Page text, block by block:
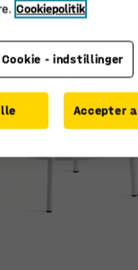
Cookiepolitik
Cookie - indstillinger
Accepter